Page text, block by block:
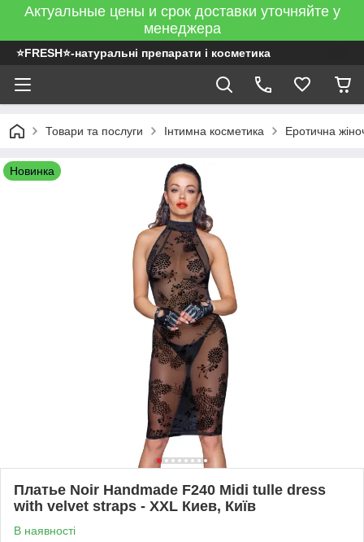
Актуальные цены и срок доставки уточняйте у
менеджера
⭐FRESH⭐-натуральні препарати і косметика
Товари та послуги Інтимна косметика Еротична
Новинка
Платье Noir Handmade F240 Midi tulle dress
with velvet straps - XXL Киев, Київ
В наявності